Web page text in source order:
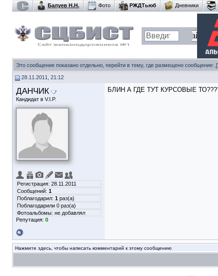
Балуев Н.Н. Фото РЖДТьюб Дневники
Это сообщение показано отдельно, перейти в тему, где размещено сообщение:
28.11.2011, 21:12
ДАНЧИК
Кандидат в V.I.P.
Регистрация: 28.11.2011
Сообщений: 1
Поблагодарил: 1 раз(а)
Поблагодарили 0 раз(а)
Фотоальбомы: не добавлял
Репутация: 0
БЛИН А ГДЕ ТУТ КУРСОВЫЕ
Нажмите здесь, чтобы написать комментарий к этому сообщению